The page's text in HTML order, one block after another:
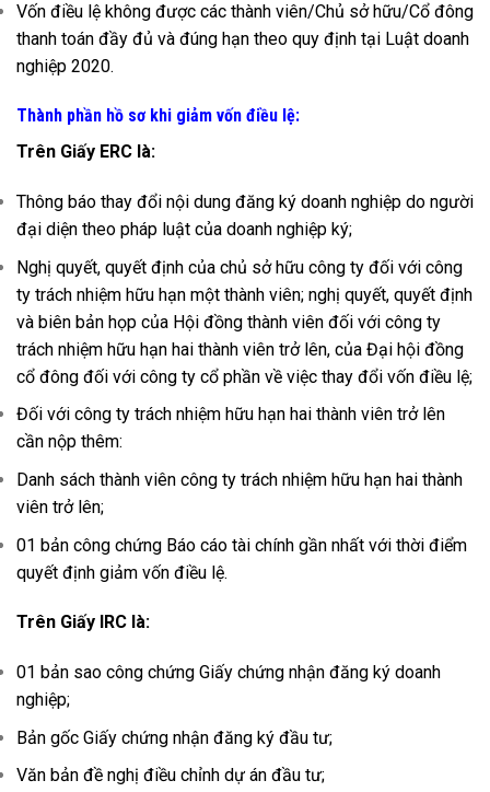
Vốn điều lệ không được các thành viên/Chủ sở hữu/Cổ đông
thanh toán đầy đủ và đúng hạn theo quy định tại Luật doanh
nghiệp 2020.
Thành phần hồ sơ khi giảm vốn điều lệ:
Trên Giấy ERC là:
Thông báo thay đổi nội dung đăng ký doanh nghiệp do người
đại diện theo pháp luật của doanh nghiệp ký;
Nghị quyết, quyết định của chủ sở hữu công ty đối với công
ty trách nhiệm hữu hạn một thành viên; nghị quyết, quyết định
và biên bản họp của Hội đồng thành viên đối với công ty
trách nhiệm hữu hạn hai thành viên trở lên, của Đại hội đồng
cổ đông đối với công ty cổ phần về việc thay đổi vốn điều lệ;
Đối với công ty trách nhiệm hữu hạn hai thành viên trở lên
cần nộp thêm:
Danh sách thành viên công ty trách nhiệm hữu hạn hai thành
viên trở lên;
01 bản công chứng Báo cáo tài chính gần nhất với thời điểm
quyết định giảm vốn điều lệ.
Trên Giấy IRC là:
01 bản sao công chứng Giấy chứng nhận đăng ký doanh
nghiệp;
Bản gốc Giấy chứng nhận đăng ký đầu tư;
Văn bản đề nghị điều chỉnh dự án đầu tư;